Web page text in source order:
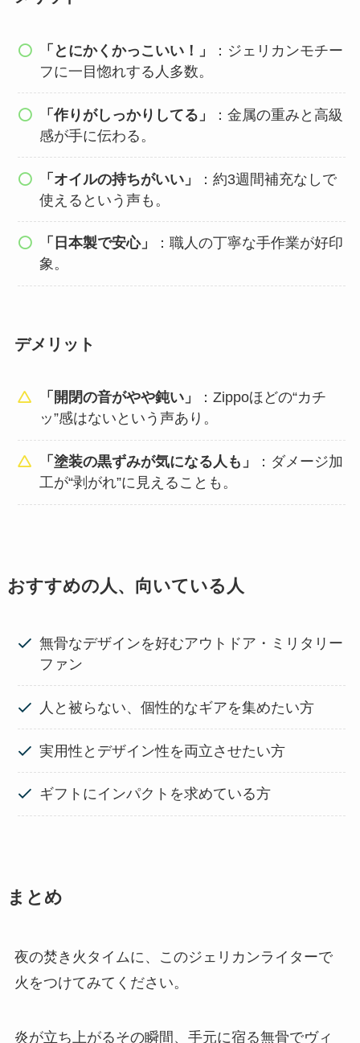
「とにかくかっこいい！」
：ジェリカンモチー
フに一目惚れする人多数。
「作りがしっかりしてる」
：金属の重みと高級
感が手に伝わる。
「オイルの持ちがいい」
：約3週間補充なしで
使えるという声も。
「日本製で安心」
：職人の丁寧な手作業が好印
象。
デメリット
「開閉の音がやや鈍い」
：Zippoほどの“カチ
ッ”感はないという声あり。
「塗装の黒ずみが気になる人も」
：ダメージ加
工が“剥がれ”に見えることも。
おすすめの人、向いている人
無骨なデザインを好むアウトドア・ミリタリー
ファン
人と被らない、個性的なギアを集めたい方
実用性とデザイン性を両立させたい方
ギフトにインパクトを求めている方
まとめ
夜の焚き火タイムに、このジェリカンライターで
火をつけてみてください。
炎が立ち上がるその瞬間、手元に宿る無骨でヴィ